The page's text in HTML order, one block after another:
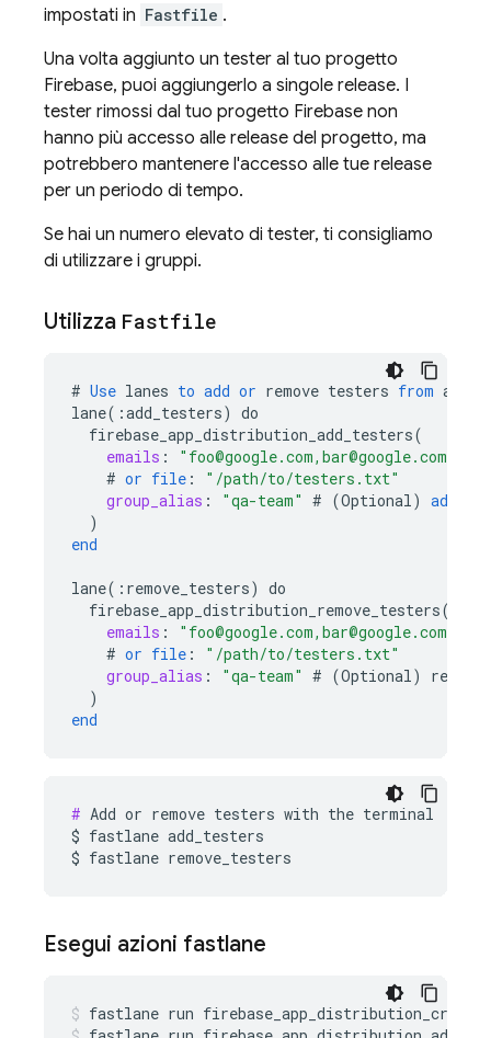
impostati in Fastfile .
Una volta aggiunto un tester al tuo progetto
Firebase, puoi aggiungerlo a singole release. I
tester rimossi dal tuo progetto Firebase non
hanno più accesso alle release del progetto, ma
potrebbero mantenere l'accesso alle tue release
per un periodo di tempo.
Se hai un numero elevato di tester, ti consigliamo
di utilizzare i gruppi.
Utilizza Fastfile
# Use lanes to add or remove testers from a
lane( :add_testers) do
firebase_app_distribution_add_testers(
emails :
"foo@google.com,bar@google.com"
# or file :
"/path/to/testers.txt"
group_alias : "qa-team" # (Optional) add
)
end
lane( : remove_testers) do
firebase_app_distribution_remove_testers(
emails :
"foo@google.com,bar@google.com"
# or file :
"/path/to/testers.txt"
group_alias : "qa-team" # (Optional)
remove
)
end
# Add or remove testers with the terminal
$ fastlane add_testers
$ fastlane remove_testers
Esegui azioni fastlane
fastlane run